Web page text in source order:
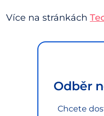
Více na stránkách
Odběr
Chcete